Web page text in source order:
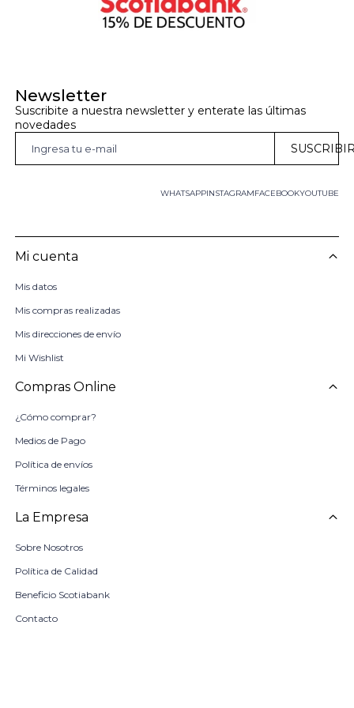
Newsletter
Suscribite a nuestra newsletter y enterate las últimas
novedades
WHATSAPP FACEBOOKYOUTUBE
INSTAGRAM
Mi cuenta
Mis datos
Mis compras realizadas
Mis direcciones de envío
Mi Wishlist
Compras Online
¿Cómo comprar?
Medios de Pago
Política de envíos
Términos legales
La Empresa
Sobre Nosotros
Política de Calidad
Beneficio Scotiabank
Contacto